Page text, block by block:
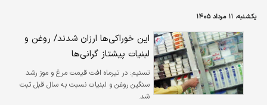
یکشنبه، ۱۱ مرداد ۱۴۰۵
این خوراکی‌ها ارزان شدند/ روغن و
لبنیات پیشتاز گرانی‌ها
تسنیم: در تیرماه افت قیمت مرغ و موز رشد
سنگین روغن و لبنیات نسبت به سال قبل ثبت
شد.